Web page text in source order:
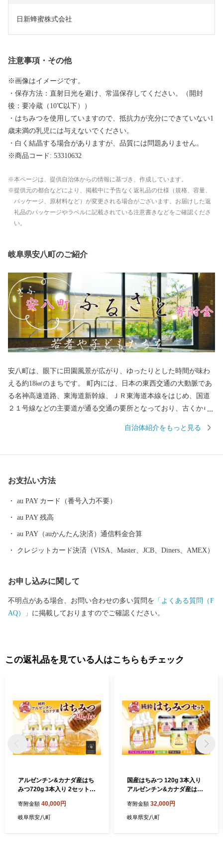
日新蜂蜜株式会社
注意事項・その他
※画像はイメージです。
・保存方法：直射日光を避け、常温保存してください。（開封
後：要冷蔵（10℃以下））
・はちみつを使用していますので、抵抗力が充分にできていない1
歳未満の乳児には与えないでください。
・白く結晶する場合がありますが、品質には問題ありません。
※商品コード: 53310632
本ページは、提供自治体からの情報に基づき、作成しています。
提供元の都合などにより、掲載中に予告なく返礼品の仕様（規格、容量、
パッケージ、原材料など）が変更される場合がございます。お届けした返
礼品のパッケージやラベルに記載されている注意書きなどをご確認くださ
い。
岐阜県安八町のご紹介
安八町は、眼下に田園風景が広がり、ゆったりとした時間が味わ
える約18㎢のまちです。 町内には、日本の東西交通の大動脈であ
る名神高速道路、東海道新幹線、ＪＲ東海道本線をはじめ、国道
２１号線などの主要道が通る交通の要所となっており、古くから
あります。 平成30には名神高速道路に直結する安八スマートイン
際に戦勝祈願をしたといわれ、近年は縁結びで女性を中心に人気
などがあります。 anpachiの文字は”A”で始まり、”i”で終わりま
す。そんな愛AIに包まれた安八町へおでかけの際は、ぜひへおこ
自治体紹介をもっと見る
お支払い方法
au PAY カード（番号入力不要）
au PAY 残高
au PAY（auかんたん決済）通信料金合算
クレジットカード決済（VISA、Master、JCB、Diners、AMEX）
お申し込みに関して
不明点がある場合、お問い合わせの多い質問を 「よくある質問（F
AQ）」 に掲載しておりますのでご確認ください。
この返礼品を見ている人はこちらもチェック
アルゼンチン&カナダ産はち
みつ720g 3本入り 2セット
ギフト ハニー honey 蜂蜜 甘
味料 ハチミツ パン 菓子 トー
寄附金額 40,000円
岐阜県安八町
国産はちみつ 120g 3本入り
アルゼンチン&カナダ産はち
カシア 菩提樹 国産 純粋はち
みつ ギフト ハニー honey ハ
寄附金額 32,000円
岐阜県安八町